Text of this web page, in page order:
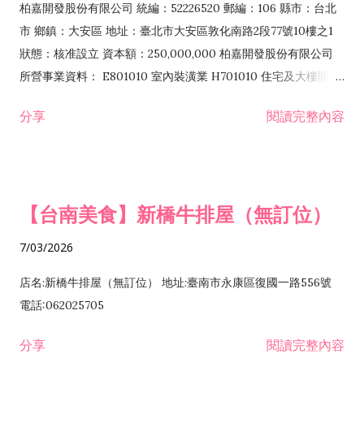
柏嘉開發股份有限公司 統編：52226520 郵編：106 縣市：台北
市 鄉鎮：大安區 地址：臺北市大安區敦化南路2段77號10樓之1
狀態：核准設立 資本額：250,000,000 柏嘉開發股份有限公司
所營事業資料： E801010 室內裝潢業 H701010 住宅及大樓開發
發業 H703090 不動產買賣業 H703100 不動產租賃業 I503010
分享 閱讀完整內容
【台南美食】新橋牛排屋（無訂位）
7/03/2026
店名:新橋牛排屋（無訂位） 地址:臺南市永康區復國一路556號
電話:062025705
分享 閱讀完整內容